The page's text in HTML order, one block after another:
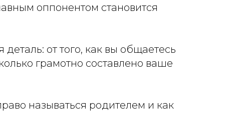
оппонентом становится
от того, как вы общаетесь
грамотно составлено ваше
называться родителем и как